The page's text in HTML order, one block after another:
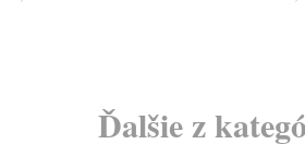
Ďalšie z